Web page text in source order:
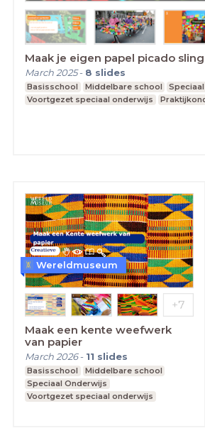
Maak je eigen papel picado
March 2025- 8 slides
Basisschool Middelbare school
Voortgezet speciaal onderwijs
Maak een kente weefwerk
van papier
March 2026- 11 slides
Basisschool
Middelbare school
Speciaal Onderwijs
Voortgezet speciaal onderwijs
Wereldmuseum